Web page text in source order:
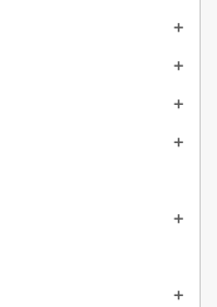
add
add
add
add
add
add